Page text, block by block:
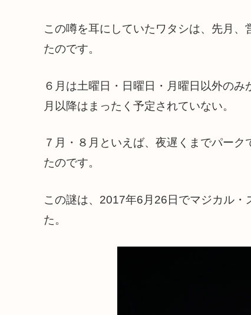
この噂を耳にしていたワタシは、先月
たのです。
６月は土曜日・日曜日・月曜日以外の
月以降はまったく予定されていない。
７月・８月といえば、夜遅くまでパー
たのです。
この謎は、2017年6月26日でマジカル
た。